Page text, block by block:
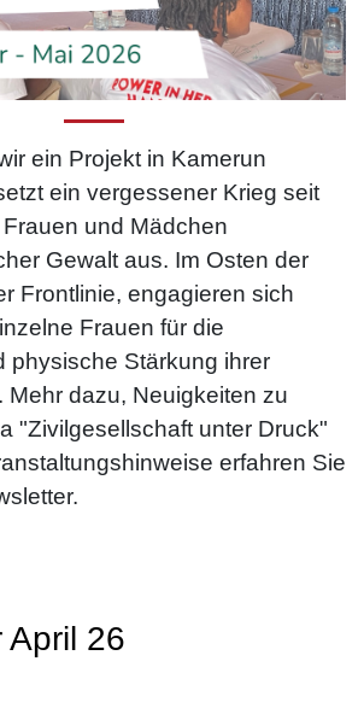
ein Projekt in Kamerun
ein vergessener Krieg seit
und Mädchen
Gewalt aus. Im Osten der
Frontlinie, engagieren sich
Frauen für die
physische Stärkung ihrer
Mehr dazu, Neuigkeiten zu
"Zivilgesellschaft unter Druck"
erfahren Sie
April 26